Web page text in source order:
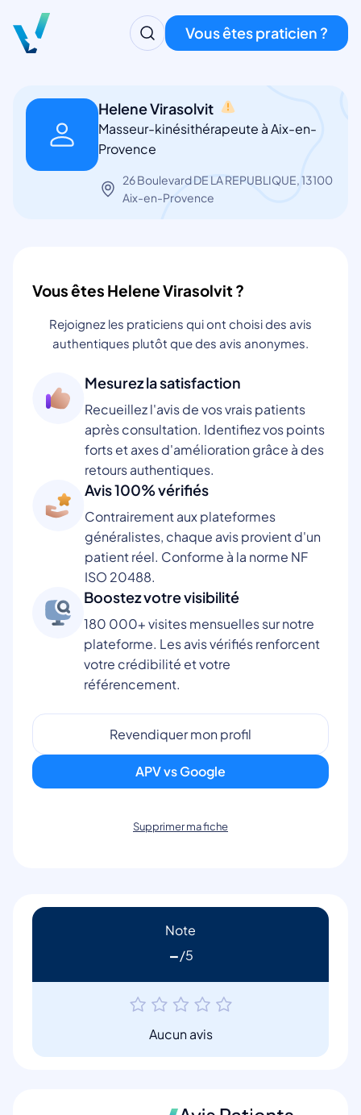
Vous êtes praticien ?
Helene Virasolvit
Masseur-kinésithérapeute à Aix-en-
Provence
26 Boulevard DE LA REPUBLIQUE, 13100
Aix-en-Provence
Vous êtes Helene Virasolvit ?
Rejoignez les praticiens qui ont choisi des avis
authentiques plutôt que des avis anonymes.
Mesurez la satisfaction
Recueillez l'avis de vos vrais patients
après consultation. Identifiez vos points
forts et axes d'amélioration grâce à des
retours authentiques.
Avis 100% vérifiés
Contrairement aux plateformes
généralistes, chaque avis provient d'un
patient réel. Conforme à la norme NF
ISO 20488.
Boostez votre visibilité
180 000+ visites mensuelles sur notre
plateforme. Les avis vérifiés renforcent
votre crédibilité et votre
référencement.
Revendiquer mon profil
APV vs Google
Supprimer ma fiche
Note
-
Aucun avis